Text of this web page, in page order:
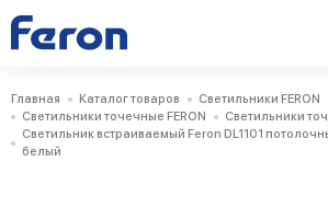
Главная Каталог товаров
Светильники FERON
Светильники точечные FERON
Светильники
Светильник встраиваемый Feron DL1101
белый